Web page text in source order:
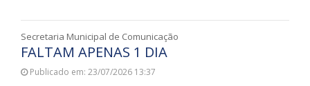
Secretaria Municipal de Comunicação
FALTAM APENAS 1 DIA
Publicado em: 23/07/2026 13:37